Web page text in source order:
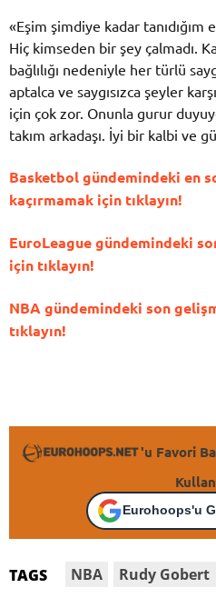
«Eşim şimdiye kadar tanıdığım
Hiç kimseden bir şey çalmadı.
bağlılığı nedeniyle her türlü
aptalca ve saygısızca şeyler
için çok zor. Onunla gurur
takım arkadaşı. İyi bir kalbi ve
Basketbol gündemindeki en
kaçırmamak için tıklayın!
EuroLeague gündemindeki
için tıklayın!
NBA gündemindeki son
tıklayın!
'u Favori
Eurohoops'u
TAGS NBA Rudy Gobert